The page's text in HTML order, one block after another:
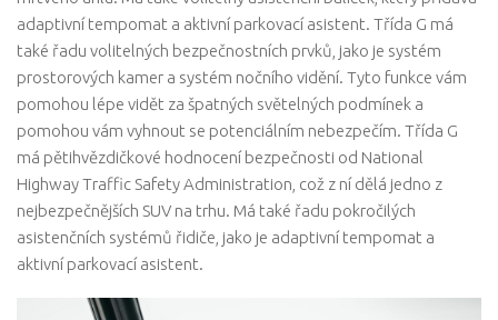
adaptivní tempomat a aktivní parkovací asistent. Třída G má
také řadu volitelných bezpečnostních prvků, jako je systém
prostorových kamer a systém nočního vidění. Tyto funkce vám
pomohou lépe vidět za špatných světelných podmínek a
pomohou vám vyhnout se potenciálním nebezpečím. Třída G
má pětihvězdičkové hodnocení bezpečnosti od National
Highway Traffic Safety Administration, což z ní dělá jedno z
nejbezpečnějších SUV na trhu. Má také řadu pokročilých
asistenčních systémů řidiče, jako je adaptivní tempomat a
aktivní parkovací asistent.